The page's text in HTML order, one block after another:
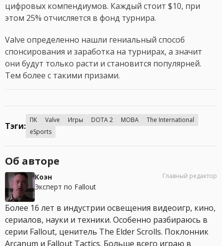
цифровых компендиумов. Каждый стоит $10, при
этом 25% отчисляется в фонд турнира.
Valve определенно нашли гениальный способ
спонсирования и заработка на турнирах, а значит
они будут только расти и становится популярней.
Тем более с такими призами.
Тэги:
ПК Valve Игры DOTA 2 MOBA
The International
eSports
Об авторе
Коэн
Эксперт по Fallout
Главный редактор
Более 16 лет в индустрии освещения видеоигр, кино,
сериалов, науки и техники. Особенно разбираюсь в
серии Fallout, ценитель The Elder Scrolls. Поклонник
Arcanum и Fallout Tactics. Больше всего играю в